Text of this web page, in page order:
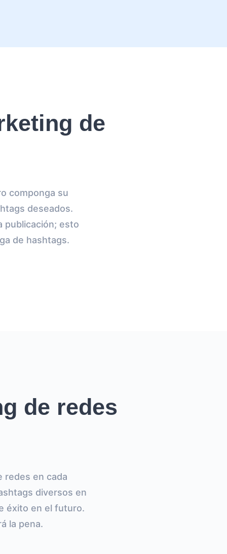
de
componga su
deseados.
publicación; esto
de hashtags.
de redes
redes en cada
diversos en
éxito en el futuro.
la pena.